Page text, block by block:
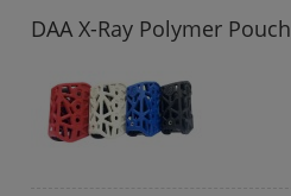
DAA X-Ray Polymer Pouch